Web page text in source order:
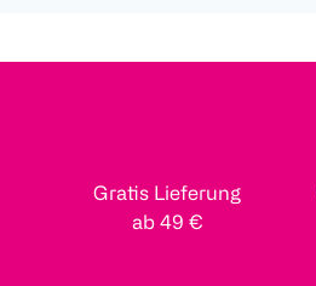
Gratis Lieferung
ab 49 €